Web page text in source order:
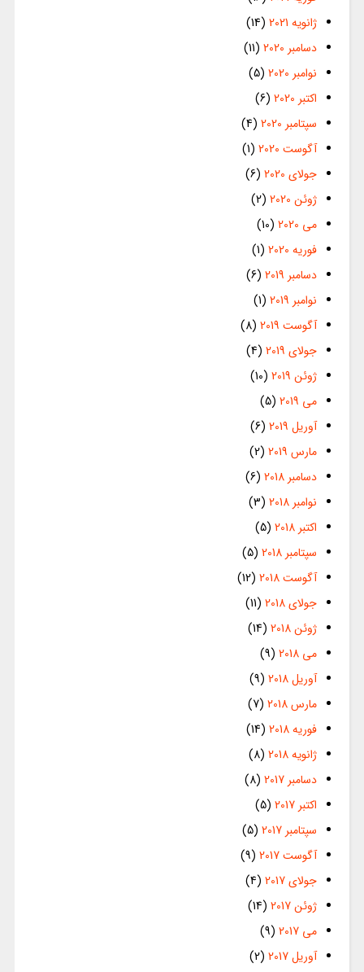
ژانویه 2021
(14)
دسامبر 2020
(11)
نوامبر 2020
(5)
اکتبر 2020
(6)
سپتامبر 2020
(4)
آگوست 2020
(1)
جولای 2020
(6)
ژوئن 2020
(2)
می 2020
(10)
فوریه 2020
(1)
دسامبر 2019
(6)
نوامبر 2019
(1)
آگوست 2019
(8)
جولای 2019
(4)
ژوئن 2019
(10)
می 2019
(5)
آوریل 2019
(6)
مارس 2019
(2)
دسامبر 2018
(6)
نوامبر 2018
(3)
اکتبر 2018
(5)
سپتامبر 2018
(5)
آگوست 2018
(12)
جولای 2018
(11)
ژوئن 2018
(14)
می 2018
(9)
آوریل 2018
(9)
مارس 2018
(7)
فوریه 2018
(14)
ژانویه 2018
(8)
دسامبر 2017
(8)
اکتبر 2017
(5)
سپتامبر 2017
(5)
آگوست 2017
(9)
جولای 2017
(4)
ژوئن 2017
(14)
می 2017
(9)
آوریل 2017
(2)